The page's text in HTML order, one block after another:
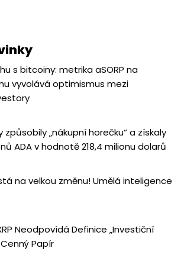
s bitcoiny: metrika aSORP na
vyvolává optimismus mezi
způsobily „nákupní horečku“ a získaly
ADA v hodnotě 218,4 milionu dolarů
na velkou změnu! Umělá inteligence
Neodpovídá Definice „Investiční
Papír